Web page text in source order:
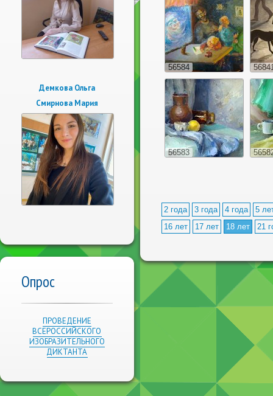
Демкова Ольга
Смирнова Мария
Опрос
ПРОВЕДЕНИЕ
ВСЕРОССИЙСКОГО
ИЗОБРАЗИТЕЛЬНОГО
ДИКТАНТА
56584
56583
2 года 3 года 4 года
5
16 лет
17 лет 18 лет 21